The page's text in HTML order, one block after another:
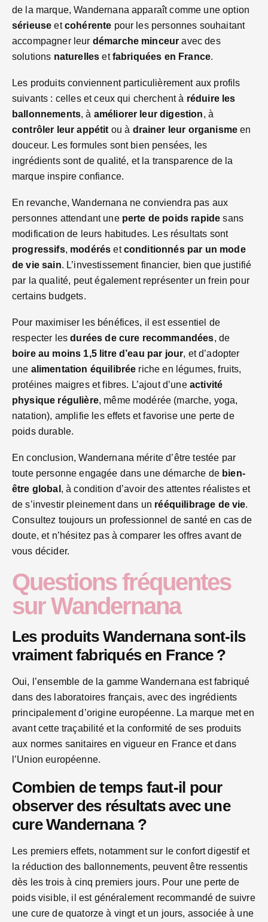
de la marque, Wandernana apparaît comme une option
sérieuse etcohérente pour les personnes souhaitant
accompagner leur démarche minceur avec des
solutions naturelles etfabriquées en France.
Les produits conviennent particulièrement aux profils
suivants : celles et ceux qui cherchent à réduire les
ballonnements, à améliorer leur digestion, à
contrôler leur appétit ou à drainer leur organisme en
douceur. Les formules sont bien pensées, les
ingrédients sont de qualité, et la transparence de la
marque inspire confiance.
En revanche, Wandernana ne conviendra pas aux
personnes attendant une perte de poids rapide sans
modification de leurs habitudes. Les résultats sont
progressifs, modérés etconditionnés par un mode
de vie sain. L’investissement financier, bien que justifié
par la qualité, peut également représenter un frein pour
certains budgets.
Pour maximiser les bénéfices, il est essentiel de
respecter lesdurées de cure recommandées, de
boire au moins 1,5 litre d’eau par jour, et d’adopter
une alimentation équilibrée riche en légumes, fruits,
protéines maigres et fibres. L’ajout d’une activité
physique régulière, même modérée (marche, yoga,
natation), amplifie les effets et favorise une perte de
poids durable.
En conclusion, Wandernana mérite d’être testée par
toute personne engagée dans une démarche de bien-
être global , à condition d’avoir des attentes réalistes et
de s’investir pleinement dans un rééquilibrage de vie.
Consultez toujours un professionnel de santé en cas de
doute, et n’hésitez pas à comparer les offres avant de
vous décider.
Questions fréquentes
sur Wandernana
Les produits Wandernana sont-ils
vraiment fabriqués en France ?
Oui, l’ensemble de la gamme Wandernana est fabriqué
dans des laboratoires français, avec des ingrédients
principalement d’origine européenne. La marque met en
avant cette traçabilité et la conformité de ses produits
aux normes sanitaires en vigueur en France et dans
l’Union européenne.
Combien de temps faut-il pour
observer des résultats avec une
cure Wandernana ?
Les premiers effets, notamment sur le confort digestif et
la réduction des ballonnements, peuvent être ressentis
dès les trois à cinq premiers jours. Pour une perte de
poids visible, il est généralement recommandé de suivre
une cure de quatorze à vingt et un jours, associée à une